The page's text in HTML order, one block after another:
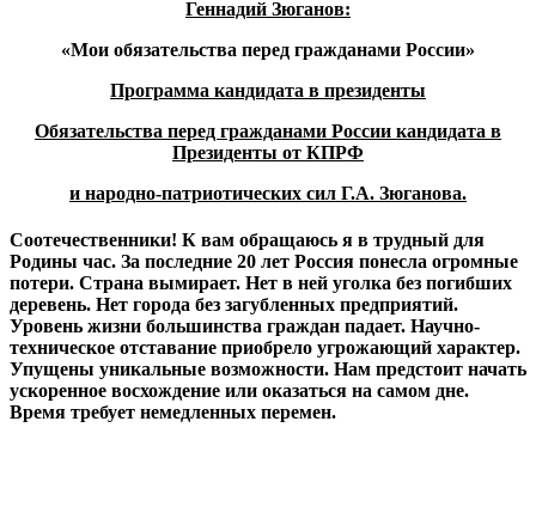
Геннадий Зюганов:
«Мои обязательства перед гражданами России»
Программа кандидата в президенты
Обязательства перед гражданами России кандидата в
Президенты от КПРФ
и народно-патриотических сил Г.А. Зюганова.
Соотечественники! К вам обращаюсь я в трудный для
Родины час. За последние 20 лет Россия понесла огромные
потери. Страна вымирает. Нет в ней уголка без погибших
деревень. Нет города без загубленных предприятий.
Уровень жизни большинства граждан падает. Научно-
техническое отставание приобрело угрожающий характер.
Упущены уникальные возможности. Нам предстоит начать
ускоренное восхождение или оказаться на самом дне.
Время требует немедленных перемен.